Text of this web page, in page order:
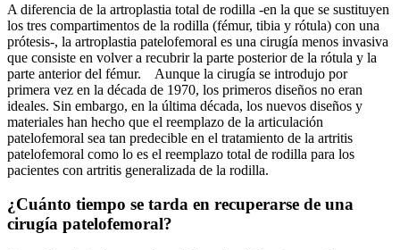
A diferencia de la artroplastia total de rodilla -en la que se sustituyen
los tres compartimentos de la rodilla (fémur, tibia y rótula) con una
prótesis-, la artroplastia patelofemoral es una cirugía menos invasiva
que consiste en volver a recubrir la parte posterior de la rótula y la
parte anterior del fémur. Aunque la cirugía se introdujo por
primera vez en la década de 1970, los primeros diseños no eran
ideales. Sin embargo, en la última década, los nuevos diseños y
materiales han hecho que el reemplazo de la articulación
patelofemoral sea tan predecible en el tratamiento de la artritis
patelofemoral como lo es el reemplazo total de rodilla para los
pacientes con artritis generalizada de la rodilla.
¿Cuánto tiempo se tarda en recuperarse de una
cirugía patelofemoral?